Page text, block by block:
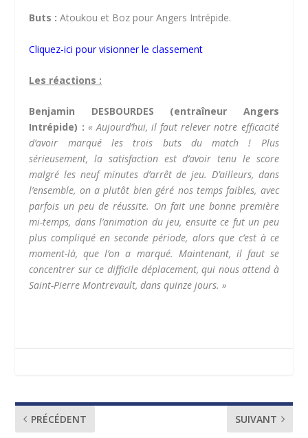
Buts : Atoukou et Boz pour Angers Intrépide.
Cliquez-ici pour visionner le classement
Les réactions :
Benjamin DESBOURDES (entraîneur Angers
Intrépide) : « Aujourd’hui, il faut relever notre efficacité
d’avoir marqué les trois buts du match ! Plus
sérieusement, la satisfaction est d’avoir tenu le score
malgré les neuf minutes d’arrêt de jeu. D’ailleurs, dans
l’ensemble, on a plutôt bien géré nos temps faibles, avec
parfois un peu de réussite. On fait une bonne première
mi-temps, dans l’animation du jeu, ensuite ce fut un peu
plus compliqué en seconde période, alors que c’est à ce
moment-là, que l’on a marqué. Maintenant, il faut se
concentrer sur ce difficile déplacement, qui nous attend à
Saint-Pierre Montrevault, dans quinze jours. »
PRÉCÉDENT SUIVANT